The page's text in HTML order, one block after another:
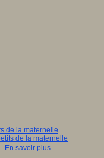
de la maternelle
En savoir plus...